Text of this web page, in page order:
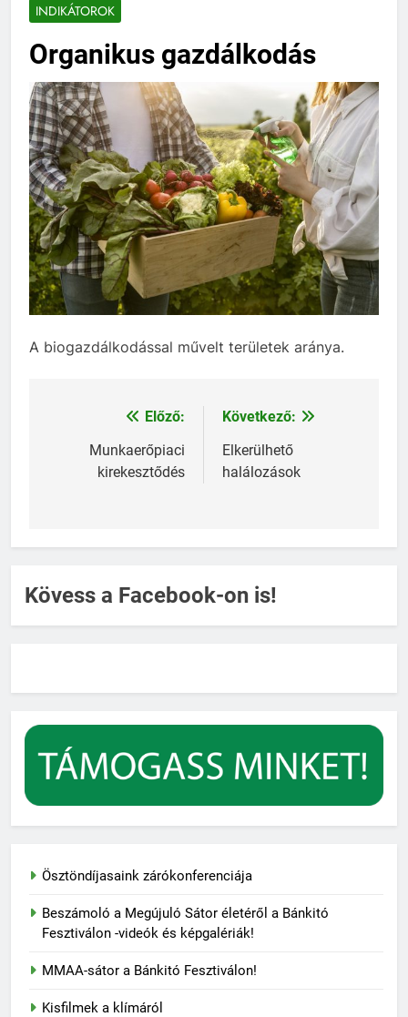
INDIKÁTOROK
Organikus gazdálkodás
A biogazdálkodással művelt területek aránya.
Bejegyzés
navigáció
Előző:
Munkaerőpiaci
kirekesztődés
Következő:
Elkerülhető
halálozások
Kövess a Facebook-on is!
Ösztöndíjasaink zárókonferenciája
Beszámoló a Megújuló Sátor életéről a Bánkitó
Fesztiválon -videók és képgalériák!
MMAA-sátor a Bánkitó Fesztiválon!
Kisfilmek a klímáról